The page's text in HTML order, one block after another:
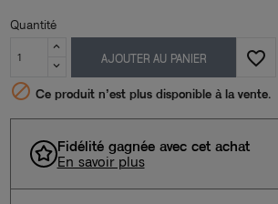
Quantité
AJOUTER AU PANIER
favorite_border
 Ce produit n’est plus disponible à la vente.
Fidélité gagnée avec cet achat
En savoir plus